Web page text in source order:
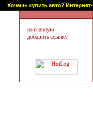
Хочешь купить авто?
на главную
добавить ссылку